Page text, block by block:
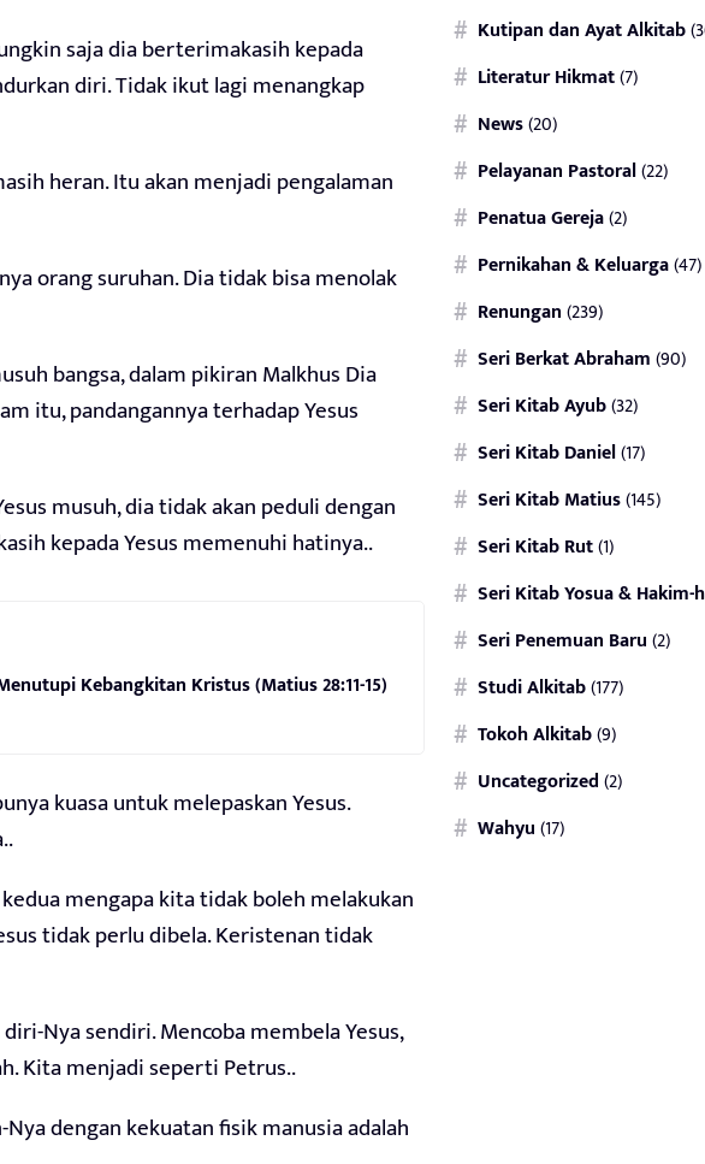
saja dia berterimakasih kepada
diri. Tidak ikut lagi menangkap
heran. Itu akan menjadi pengalaman
orang suruhan. Dia tidak bisa menolak
bangsa, dalam pikiran Malkhus Dia
itu, pandangannya terhadap Yesus
musuh, dia tidak akan peduli dengan
kepada Yesus memenuhi hatinya..
Kebangkitan Kristus (Matius 28:11-15)
kuasa untuk melepaskan Yesus.
mengapa kita tidak boleh melakukan
tidak perlu dibela. Keristenan tidak
Nya sendiri. Mencoba membela Yesus,
Kita menjadi seperti Petrus..
dengan kekuatan fisik manusia adalah
Kutipan dan Ayat Alkitab
Literatur Hikmat(7)
News(20)
Pelayanan Pastoral(22)
Penatua Gereja(2)
Pernikahan & Keluarga(47)
Renungan(239)
Seri Berkat Abraham(90)
Seri Kitab Ayub(32)
Seri Kitab Daniel(17)
Seri Kitab Matius(145)
Seri Kitab Rut(1)
Seri Kitab Yosua & Hakim-
Seri Penemuan Baru(2)
Studi Alkitab(177)
Tokoh Alkitab(9)
Uncategorized(2)
Wahyu(17)